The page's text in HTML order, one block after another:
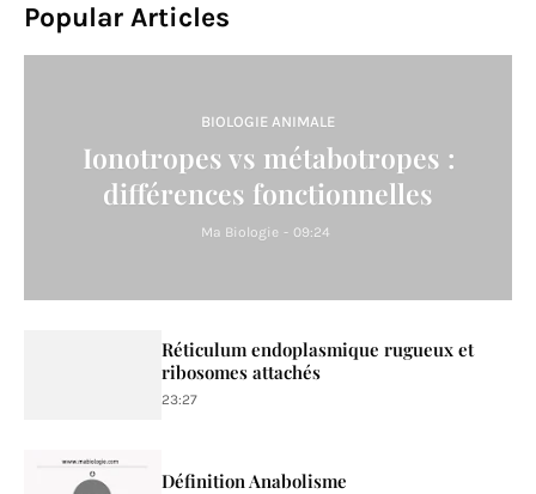
Popular Articles
BIOLOGIE ANIMALE
Ionotropes vs métabotropes :
différences fonctionnelles
Ma Biologie - 09:24
Réticulum endoplasmique rugueux et
ribosomes attachés
23:27
Définition Anabolisme